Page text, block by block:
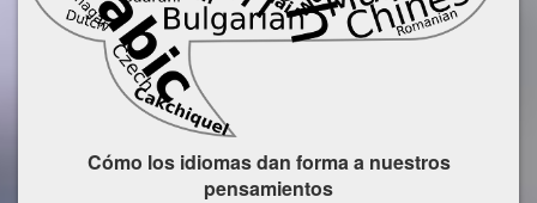
Cómo los idiomas dan forma a nuestros
pensamientos